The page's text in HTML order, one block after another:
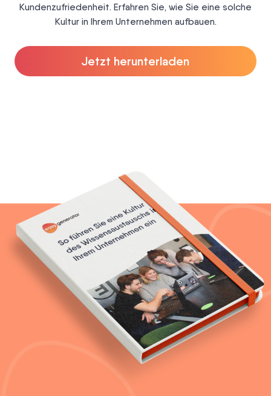
Kundenzufriedenheit. Erfahren Sie, wie Sie eine solche
Kultur in Ihrem Unternehmen aufbauen.
Jetzt herunterladen